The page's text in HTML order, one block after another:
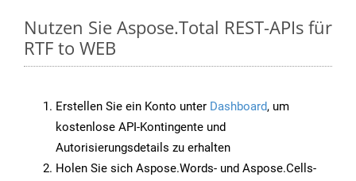
Nutzen Sie Aspose.Total REST-APIs für
RTF to WEB
Erstellen Sie ein Konto unter Dashboard, um
kostenlose API-Kontingente und
Autorisierungsdetails zu erhalten
Holen Sie sich Aspose.Words- und Aspose.Cells-